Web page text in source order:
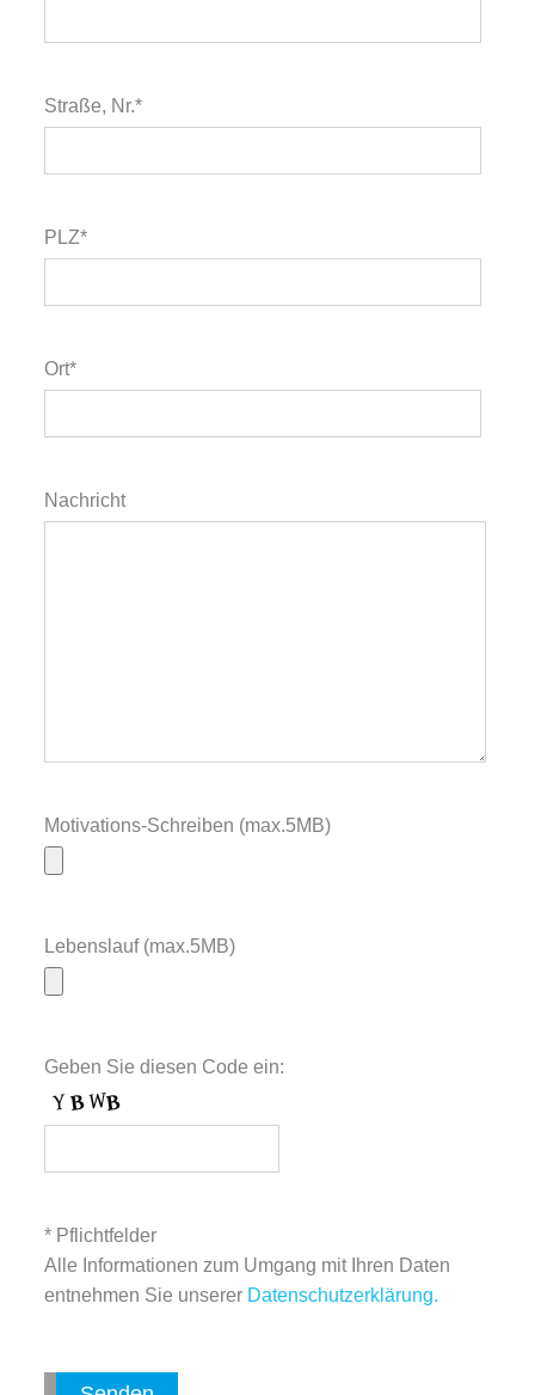
Straße, Nr.*
PLZ*
Ort*
Nachricht
Motivations-Schreiben (max.5MB)
Lebenslauf (max.5MB)
Geben Sie diesen Code ein:
* Pflichtfelder
Alle Informationen zum Umgang mit Ihren Daten
entnehmen Sie unserer Datenschutzerklärung.